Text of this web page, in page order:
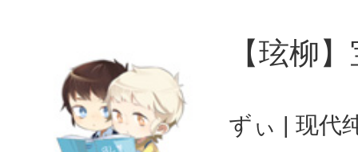
【玹柳
ずぃ | 现代